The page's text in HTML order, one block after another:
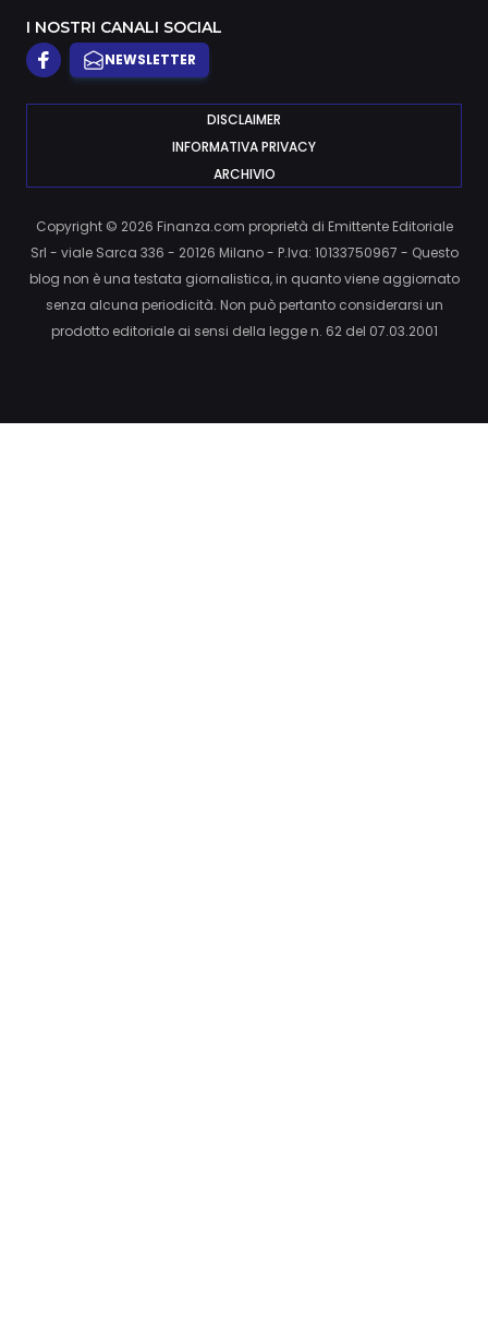
I NOSTRI CANALI SOCIAL
NEWSLETTER
DISCLAIMER
INFORMATIVA PRIVACY
ARCHIVIO
Copyright © 2026 Finanza.com proprietà di Emittente Editoriale
Srl - viale Sarca 336 - 20126 Milano - P.Iva: 10133750967 - Questo
blog non è una testata giornalistica, in quanto viene aggiornato
senza alcuna periodicità. Non può pertanto considerarsi un
prodotto editoriale ai sensi della legge n. 62 del 07.03.2001